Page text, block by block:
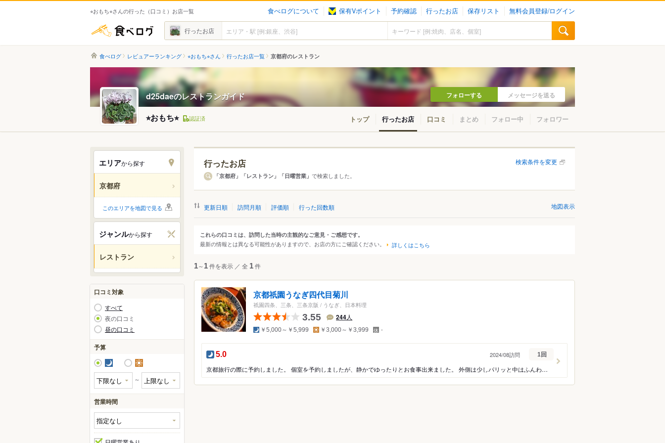
⭐︎おもち⭐︎さんの行った（口コミ）お店一覧 食べログについて 保有Vポイント 予約確認 行ったお店 保存リスト 無料会員登録/ログイン
食べログ 行ったお店
食べログ レビュアーランキング ⭐︎おもち⭐︎さん 行ったお店一覧 京都府のレストラン
d25daeのレストランガイド フォローする メッセージを送る
⭐︎おもち⭐︎ 認証済 トップ 行ったお店 口コミ まとめ フォロー中 フォロワー
エリアから探す
京都府
エリアから探す
京都市
宇治・南山城
亀岡・丹波・福知山
このエリアを地図で見る
ジャンルから探す
レストラン
ジャンルから探す
すべて レストラン
和食
洋食・西洋料理
中華料理
アジア・エスニック
カレー
焼肉・ホルモン
鍋
居酒屋
その他レストラン
口コミ対象
すべて
夜の口コミ
昼の口コミ
予算
夜 昼
～
営業時間
行ったお店 検索条件を変更
「京都府」「レストラン」「日曜営業」で検索しました。
更新日順 訪問月順 評価順 行った回数順 地図表示
これらの口コミは、訪問した当時の主観的なご意見・ご感想です。
最新の情報とは異なる可能性がありますので、お店の方にご確認ください。 詳しくはこちら
1～1件を表示 ／ 全 1件
京都祇園うなぎ四代目菊川
祇園四条、三条、三条京阪 / うなぎ、日本料理
3.55 244人
夜 ￥5,000～￥5,999 昼 ￥3,000～￥3,999 定
日
-
夜の点数：
5.0
京都旅行の際に予約しました。 個室を予約しましたが、静かでゆったりとお食事出来ました。 外側は少しパリッと中はふんわりですごく好みの鰻屋さんで、とても美味しかったです♪ 幸せな京都旅行の一幕となりました。 ありがとうございました。
2024/08訪問 1回